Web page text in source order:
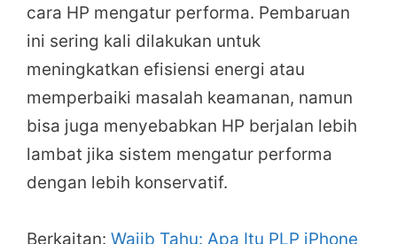
cara HP mengatur performa. Pembaruan
ini sering kali dilakukan untuk
meningkatkan efisiensi energi atau
memperbaiki masalah keamanan, namun
bisa juga menyebabkan HP berjalan lebih
lambat jika sistem mengatur performa
dengan lebih konservatif.
Berkaitan: Wajib Tahu: Apa Itu PLP iPhone